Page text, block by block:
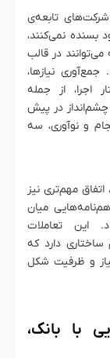
تابعه‌ی
بسنده نمی‌کنند،
در قالب
نیازها،
اجرا، از جمله
در پیش
و نوآوری، سه
مهم‌تری نیز
میان
این تعاملات
ساختاری دارد که
و ظرفیت شکل
با بانک،